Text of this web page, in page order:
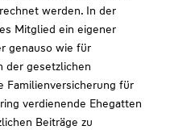
werden. In der
Mitglied ein eigener
genauso wie für
der gesetzlichen
Familienversicherung für
verdienende Ehegatten
Beiträge zu